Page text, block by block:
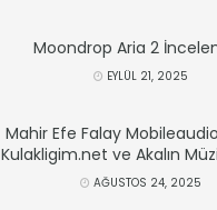
Moondrop Aria 2
EYLÜL 21, 2025
Mahir Efe Falay
Kulakligim.net ve Akalın
AĞUSTOS 24, 2025